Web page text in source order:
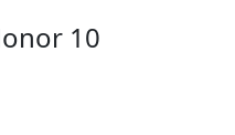
10